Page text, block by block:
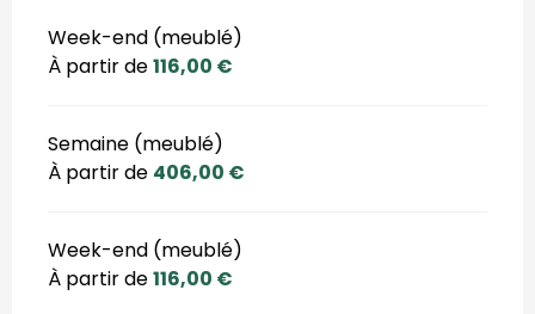
Week-end (meublé)
À partir de116,00 €
Semaine (meublé)
À partir de 406,00 €
Week-end (meublé)
À partir de116,00 €